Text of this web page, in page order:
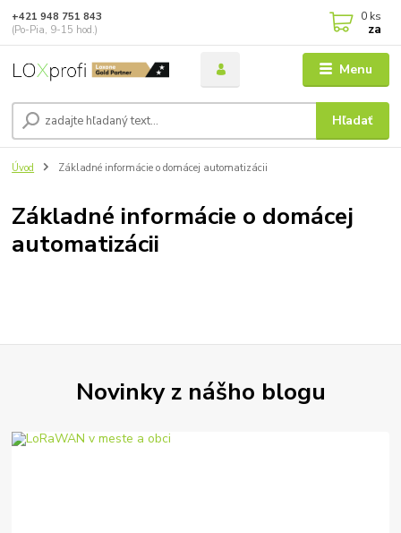
Menu
Hľadať
+421 948 751 843
(Po-Pia, 9-15 hod.)
0 ks
za
Úvod Základné informácie o domácej automatizácii
Základné informácie o domácej
automatizácii
Novinky z nášho blogu